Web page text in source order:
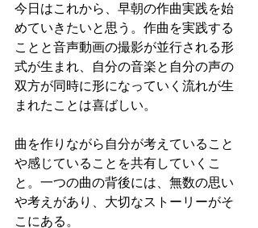
今日はこれから、早朝の作曲実践を始
めていきたいと思う。作曲を実践する
ことと音声動画の撮影が並行される形
式が生まれ、自分の音楽と自分の声の
双方が同時に形になっていく流れが生
まれたことは喜ばしい。
曲を作りながら自分が考えていること
や感じていることを共有していくこ
と。一つの曲の背後には、無数の思い
や考えがあり、大切なストーリーがそ
こにある。